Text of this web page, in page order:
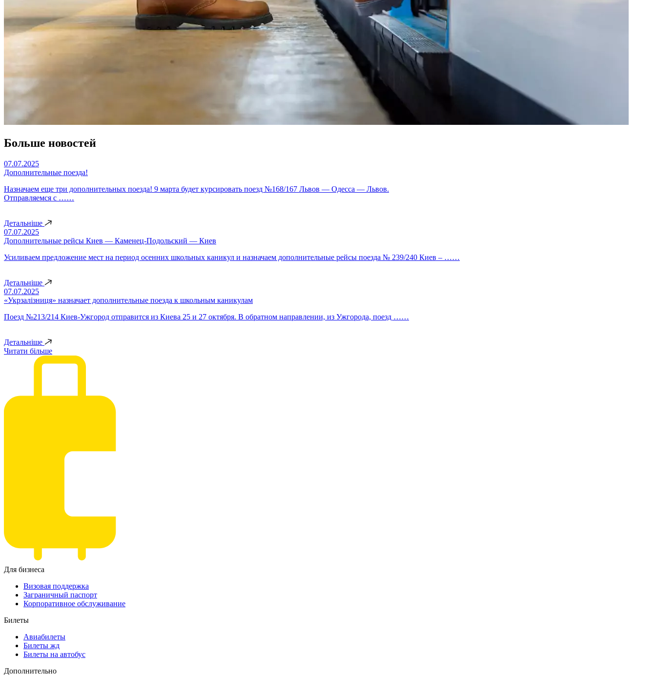
Больше новостей
07.07.2025
Дополнительные поезда!
Назначаем еще три дополнительных поезда! 9 марта будет курсировать поезд №168/167 Львов — Одесса — Львов.
Отправляемся с ……
Детальніше
07.07.2025
Дополнительные рейсы Киев — Каменец-Подольский — Киев
Усиливаем предложение мест на период осенних школьных каникул и назначаем дополнительные рейсы поезда № 239/240 Киев – ……
Детальніше
07.07.2025
«Укрзалізниця» назначает дополнительные поезда к школьным каникулам
Поезд №213/214 Киев-Ужгород отправится из Киева 25 и 27 октября. В обратном направлении, из Ужгорода, поезд ……
Детальніше
Читати більше
Для бизнеса
Визовая поддержка
Заграничный паспорт
Корпоративное обслуживание
Билеты
Авиабилеты
Билеты жд
Билеты на автобус
Дополнительно